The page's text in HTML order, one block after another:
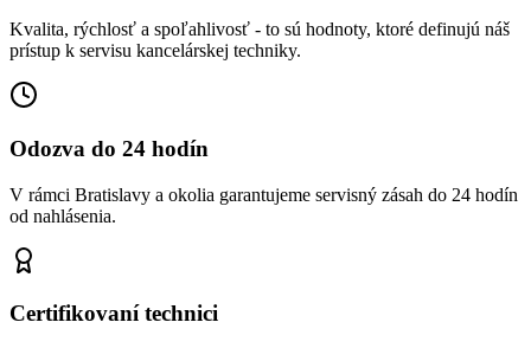
Kvalita, rýchlosť a spoľahlivosť - to sú hodnoty, ktoré definujú náš
prístup k servisu kancelárskej techniky.
Odozva do 24 hodín
V rámci Bratislavy a okolia garantujeme servisný zásah do 24 hodín
od nahlásenia.
Certifikovaní technici